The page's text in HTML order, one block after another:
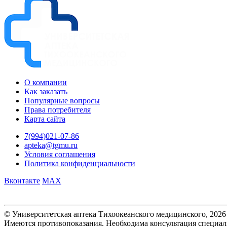
О компании
Как заказать
Популярные вопросы
Права потребителя
Карта сайта
7(994)021-07-86
apteka@tgmu.ru
Условия соглашения
Политика конфиденциальности
Вконтакте MAX
© Университетская аптека Тихоокеанского медицинского, 2026
Имеются противопоказания. Необходима консультация